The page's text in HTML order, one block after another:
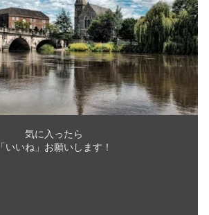
気に入ったら
「いいね」お願いします！